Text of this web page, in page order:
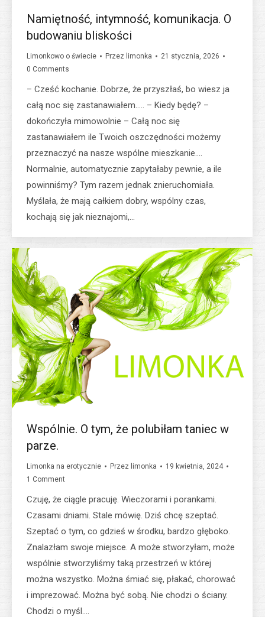
Namiętność, intymność, komunikacja. O
budowaniu bliskości
Limonkowo o świecie Przez limonka
21 stycznia, 2026
0 Comments
– Cześć kochanie. Dobrze, że przyszłaś, bo wiesz ja
całą noc się zastanawiałem….. – Kiedy będę? –
dokończyła mimowolnie – Całą noc się
zastanawiałem ile Twoich oszczędności możemy
przeznaczyć na nasze wspólne mieszkanie….
Normalnie, automatycznie zapytałaby pewnie, a ile
powinniśmy? Tym razem jednak znieruchomiała.
Myślała, że mają całkiem dobry, wspólny czas,
kochają się jak nieznajomi,…
Wspólnie. O tym, że polubiłam taniec w
parze.
Limonka na erotycznie Przez limonka
19 kwietnia, 2024
1 Comment
Czuję, że ciągle pracuję. Wieczorami i porankami.
Czasami dniami. Stale mówię. Dziś chcę szeptać.
Szeptać o tym, co gdzieś w środku, bardzo głęboko.
Znalazłam swoje miejsce. A może stworzyłam, może
wspólnie stworzyliśmy taką przestrzeń w której
można wszystko. Można śmiać się, płakać, chorować
i imprezować. Można być sobą. Nie chodzi o ściany.
Chodzi o myśl.…